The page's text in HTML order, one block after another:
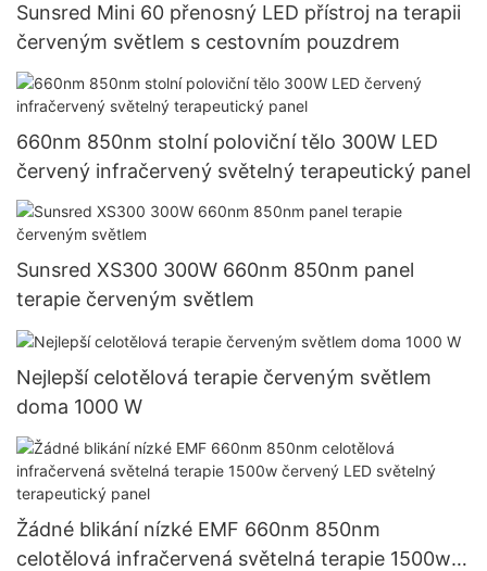
Sunsred Mini 60 přenosný LED přístroj na terapii
červeným světlem s cestovním pouzdrem
660nm 850nm stolní poloviční tělo 300W LED
červený infračervený světelný terapeutický panel
Sunsred XS300 300W 660nm 850nm panel
terapie červeným světlem
Nejlepší celotělová terapie červeným světlem
doma 1000 W
Žádné blikání nízké EMF 660nm 850nm
celotělová infračervená světelná terapie 1500w